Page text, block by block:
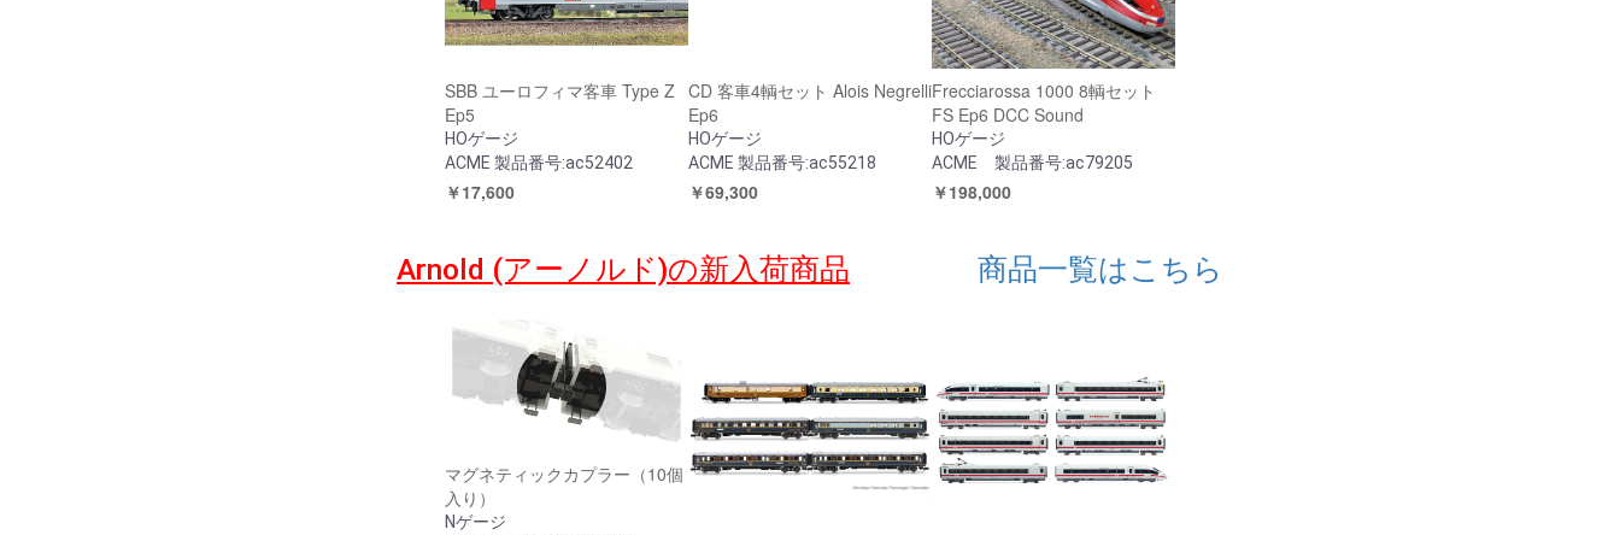
SBB ユーロフィマ客車 Type Z
Ep5
HOゲージ
ACME 製品番号:ac52402
￥17,600
CD 客車4輌セット Alois Negrelli
Ep6
HOゲージ
ACME 製品番号:ac55218
￥69,300
Frecciarossa 1000 8輌セット
FS Ep6 DCC Sound
HOゲージ
ACME 製品番号:ac79205
￥198,000
Arnold (アーノルド)の新入荷商品 商品一覧はこちら
マグネティックカプラー（10個
入り）
Nゲージ